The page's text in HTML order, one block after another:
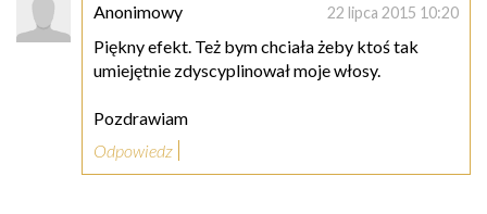
Anonimowy 22 lipca 2015 10:20
Piękny efekt. Też bym chciała żeby ktoś tak
umiejętnie zdyscyplinował moje włosy.
Pozdrawiam
Odpowiedz